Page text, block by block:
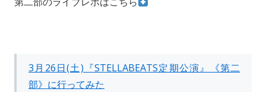
3月26日(土)『STELLABEATS定期公演』《第二
部》に行ってみた